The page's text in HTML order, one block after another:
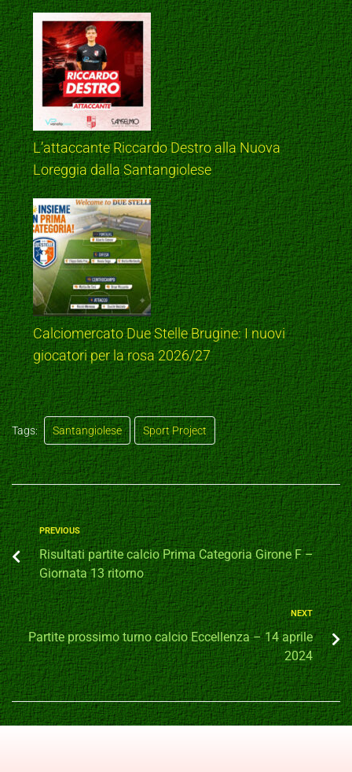
L’attaccante Riccardo Destro alla Nuova
Loreggia dalla Santangiolese
Calciomercato Due Stelle Brugine: I nuovi
giocatori per la rosa 2026/27
Tags: Santangiolese Sport Project
PREVIOUS
Risultati partite calcio Prima Categoria Girone F –
Giornata 13 ritorno
NEXT
Partite prossimo turno calcio Eccellenza – 14 aprile
2024